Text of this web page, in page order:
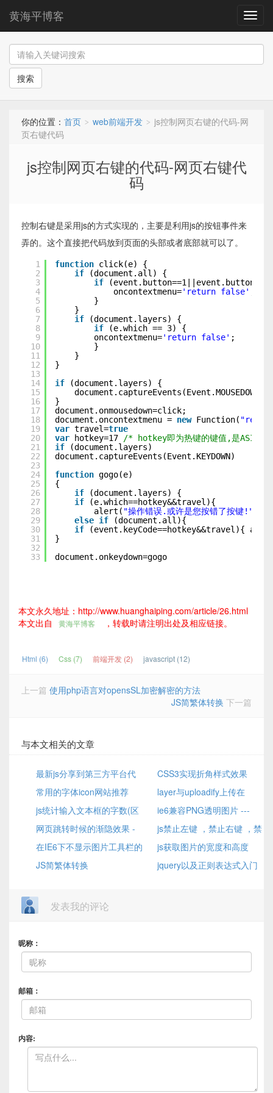
导
航
黄海平博客
搜索
你的位置： 首页 > web前端开发 > js控制网页右键的代码-网
页右键代码
js控制网页右键的代码-网页右键代
码
控制右键是采用js的方式实现的，主要是利用js的按钮事件来
弄的。这个直接把代码放到页面的头部或者底部就可以了。
1
2
3
4
5
6
7
8
9
10
11
12
13
14
15
16
17
18
19
20
21
22
23
24
25
26
27
28
29
30
31
32
33
function click(e) {
if
(document.all) {
if
oncontextmenu='return false'
}
}
if
(document.layers) {
if
(e.which == 3) {
oncontextmenu='return false' ;
}
}
}
if
(document.layers) {
document.captureEvents(Event.MOUSEDOWN);
}
document.onmousedown=click;
document.oncontextmenu = new Function(
var travel=true
var
hotkey=17
/* hotkey即为热键的键值,是ASII码
if
(document.layers)
document.captureEvents(Event.KEYDOWN)
function gogo(e)
{
if
(document.layers) {
if
(e.which==hotkey&&travel){
alert( "操作错误.或许是您按错了按键!"
else if
(document.all){
if
(event.keyCode==hotkey&&travel){
}
document.onkeydown=gogo
本文永久地址：http://www.huanghaiping.com/article/26.html
本文出自
黄海平博客 ，转载时请注明出处及相应链接。
Html (6) Css (7) 前端开发 (2) javascript (12)
上一篇 使用php语言对opensSL加密解密的方法
JS简繁体转换 下一篇
与本文相关的文章
最新js分享到第三方平台代
CSS3实现折角样式效果
常用的字体icon网站推荐
layer与uploadify上传在
Safari浏览器里点击没有反应和
不能上传文件的原因
js统计输入文本框的字数(区
分中文，英文)
ie6兼容PNG透明图片 ---
DD_belatedPNG.js 的应用
网页跳转时候的渐隐效果 -
Page-Enter、Page-Exit特效
js禁止左键 ，禁止右键 ，禁
止左右键
在IE6下不显示图片工具栏的
解决办法
js获取图片的宽度和高度
JS简繁体转换
jquery以及正则表达式入门
发表我的评论
昵称：
邮箱：
内容: